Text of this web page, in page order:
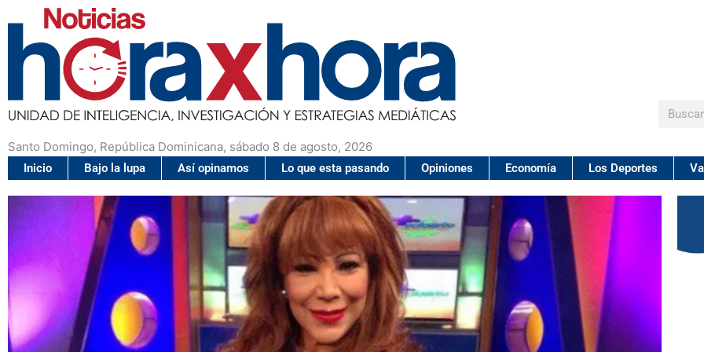
Santo Domingo, República Dominicana, sábado 8 de agosto, 2026
Buscar
Inicio Bajo la lupa Así opinamos Lo que esta pasando Opiniones Economía Los Deportes